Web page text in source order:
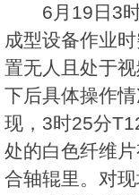
6月19日3
成型设备作业
置无人且处于
下后具体操作
现，3时25分
处的白色纤维
合轴辊里。对